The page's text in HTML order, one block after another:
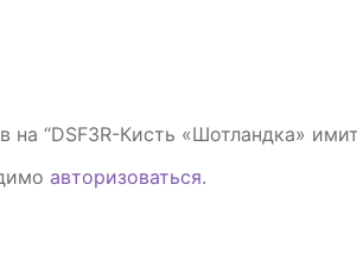
на “DSF3R-Кисть «Шотландка»
авторизоваться.